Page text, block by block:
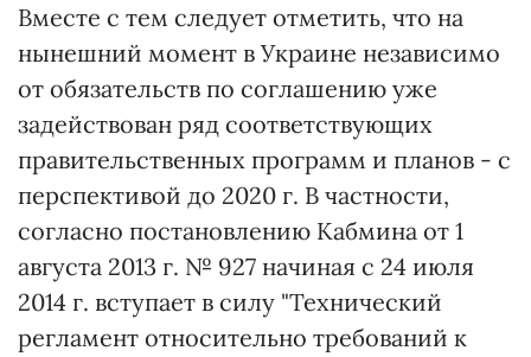
Вместе с тем следует отметить, что на
нынешний момент в Украине независимо
от обязательств по соглашению уже
задействован ряд соответствующих
правительственных программ и планов - с
перспективой до 2020 г. В частности,
согласно постановлению Кабмина от 1
августа 2013 г. № 927 начиная с 24 июля
2014 г. вступает в силу "Технический
регламент относительно требований к